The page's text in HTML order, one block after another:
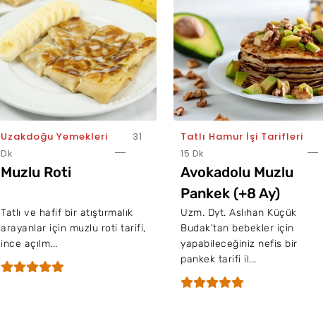
Uzakdoğu Yemekleri
31
Dk
Muzlu Roti
Tatlı ve hafif bir atıştırmalık
arayanlar için muzlu roti tarifi,
ince açılm...
Tatlı Hamur İşi Tarifleri
15 Dk
Avokadolu Muzlu
Pankek (+8 Ay)
Uzm. Dyt. Aslıhan Küçük
Budak'tan bebekler için
yapabileceğiniz nefis bir
pankek tarifi il...